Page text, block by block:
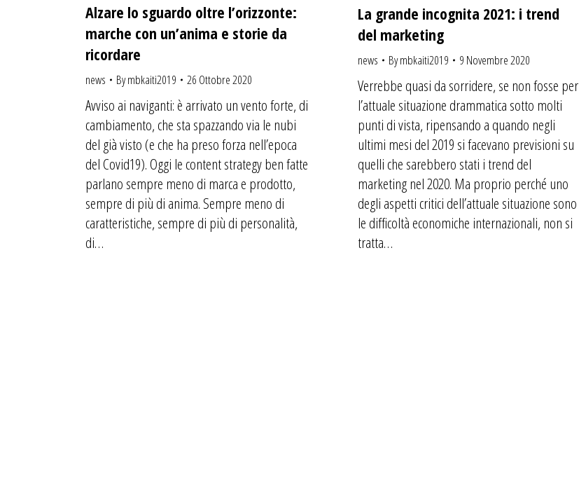
La grande incognita 2021: i trend
del marketing
news Bymbkaiti2019 9 Novembre 2020
Verrebbe quasi da sorridere, se non fosse per
l’attuale situazione drammatica sotto molti
punti di vista, ripensando a quando negli
ultimi mesi del 2019 si facevano previsioni su
quelli che sarebbero stati i trend del
marketing nel 2020. Ma proprio perché uno
degli aspetti critici dell’attuale situazione sono
le difficoltà economiche internazionali, non si
tratta…
Alzare lo sguardo oltre l’orizzonte:
marche con un’anima e storie da
ricordare
news Bymbkaiti2019 26 Ottobre 2020
Avviso ai naviganti: è arrivato un vento forte, di
cambiamento, che sta spazzando via le nubi
del già visto (e che ha preso forza nell’epoca
del Covid19). Oggi le content strategy ben fatte
parlano sempre meno di marca e prodotto,
sempre di più di anima. Sempre meno di
caratteristiche, sempre di più di personalità,
di…